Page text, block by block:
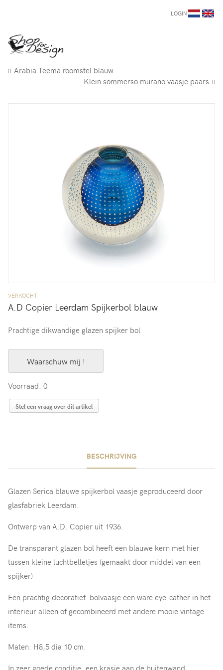
LOGIN
Arabia Teema roomstel blauw
Klein sommerso murano vaasje paars
VERKOCHT
A.D Copier Leerdam Spijkerbol blauw
Prachtige dikwandige glazen spijker bol
Waarschuw mij !
Voorraad: 0
Stel een vraag over dit artikel
BESCHRIJVING
Glazen Serica blauwe spijkerbol vaasje geproduceerd door
glasfabriek Leerdam.
Ontwerp van A.D. Copier uit 1936.
De transparant glazen bol heeft een blauwe kern met hier
tussen kleine luchtbelletjes (gemaakt door middel van een
spijker)
Een prachtig decoratief bolvaasje een ware eye-cather in het
interieur alleen of gecombineerd met andere mooie vintage
items.
Maten: H8,5 dia 10 cm.
In zeer goede conditie, een krasje aan de buitenwand.